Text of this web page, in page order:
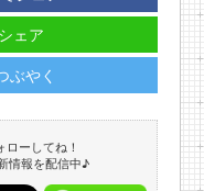
ェア
ぶやく
ーしてね！
情報を配信中♪